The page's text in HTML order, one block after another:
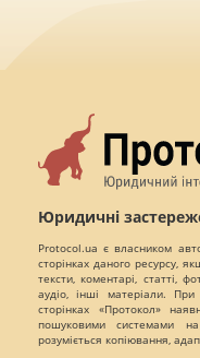
Юридичні
Protocol.ua є власником
сторінках даного ресурсу,
тексти, коментарі, статті,
аудіо, інші матеріали.
сторінках «Протокол»
пошуковими системами
розуміється копіювання,